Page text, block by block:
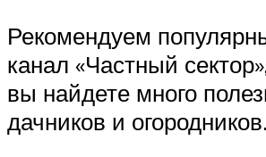
Рекомендуем
канал «Частный
вы найдете много
дачников и огородников.